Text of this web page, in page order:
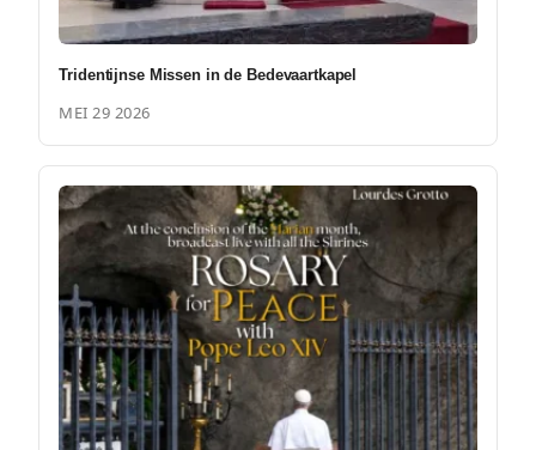
Tridentijnse Missen in de Bedevaartkapel
MEI 29 2026